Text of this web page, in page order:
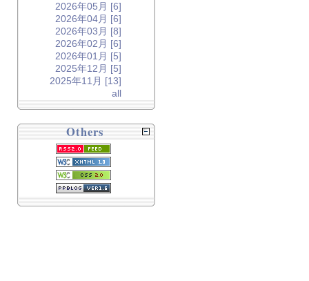
2026年05月 [6]
2026年04月 [6]
2026年03月 [8]
2026年02月 [6]
2026年01月 [5]
2025年12月 [5]
2025年11月 [13]
all
Others